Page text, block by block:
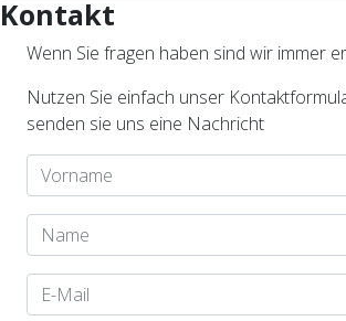
Kontakt
Wenn Sie fragen haben sind wir immer
Nutzen Sie einfach unser
senden sie uns eine Nachricht